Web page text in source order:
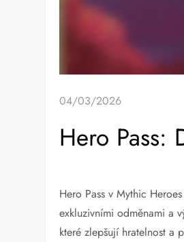
04/03/2026
Hero Pass:
Hero Pass v Mythic
exkluzivními odměnami a
které zlepšují hratelnost a